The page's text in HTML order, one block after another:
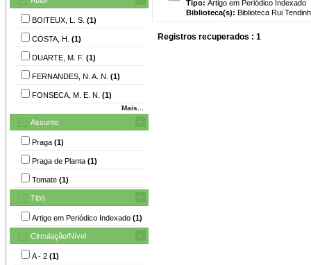
BOITEUX, L. S. (1)
COSTA, H. (1)
DUARTE, M. F. (1)
FERNANDES, N. A. N. (1)
FONSECA, M. E. N. (1)
Mais...
Assunto
Praga (1)
Praga de Planta (1)
Tomate (1)
Tipo
Artigo em Periódico Indexado (1)
Circulação/Nível
A - 2 (1)
Tipo: Artigo em Periódico Indexado
Biblioteca(s): Biblioteca Rui
Registros recuperados : 1